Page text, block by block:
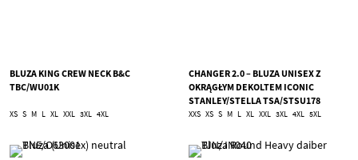
BLUZA KING CREW NECK B&C
TBC/WU01K
XS S M L XL XXL 3XL 4XL
CHANGER 2.0 – BLUZA UNISEX Z
OKRĄGŁYM DEKOLTEM ICONIC
STANLEY/STELLA TSA/STSU178
XXS XS S M L XL XXL 3XL 4XL 5XL